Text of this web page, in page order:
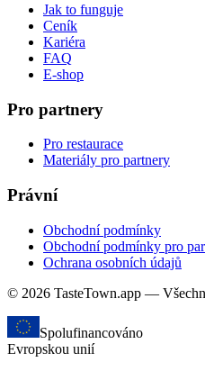
Jak to funguje
Ceník
Kariéra
FAQ
E-shop
Pro partnery
Pro restaurace
Materiály pro partnery
Právní
Obchodní podmínky
Obchodní podmínky pro
Ochrana osobních údajů
© 2026 TasteTown.app —
Spolufinancováno
Evropskou unií